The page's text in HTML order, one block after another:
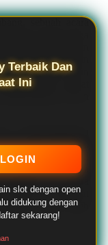
sebuah acara
tetapi juga
merasa nyaman
tersebut dengan
modern, dan
elemen dibuat
tidak monoton.
formal maupun
kebutuhan peserta
alur acara
digital membuat
yang lebih
Terbaik Dan
Ini
LOGIN
slot dengan open
didukung dengan
sekarang!